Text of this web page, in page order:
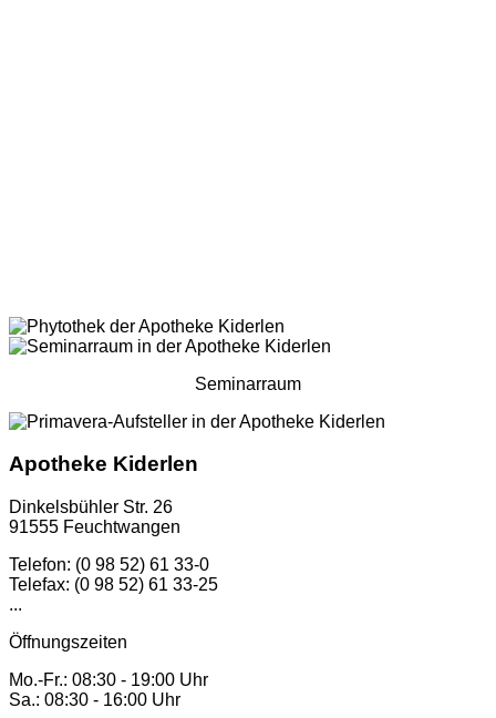
Seminarraum
Apotheke Kiderlen
Dinkelsbühler Str. 26
91555 Feuchtwangen
Telefon: (0 98 52) 61 33-0
Telefax: (0 98 52) 61 33-25
...
Öffnungszeiten
Mo.-Fr.: 08:30 - 19:00 Uhr
Sa.: 08:30 - 16:00 Uhr